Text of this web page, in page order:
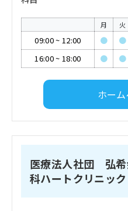
月 火
09:00~ 12:00 ● ●
16:00~ 18:00 ● ●
ホー
医療法人社団 弘
科ハートクリニック